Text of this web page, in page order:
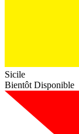
Sicile
Bientôt Disponible